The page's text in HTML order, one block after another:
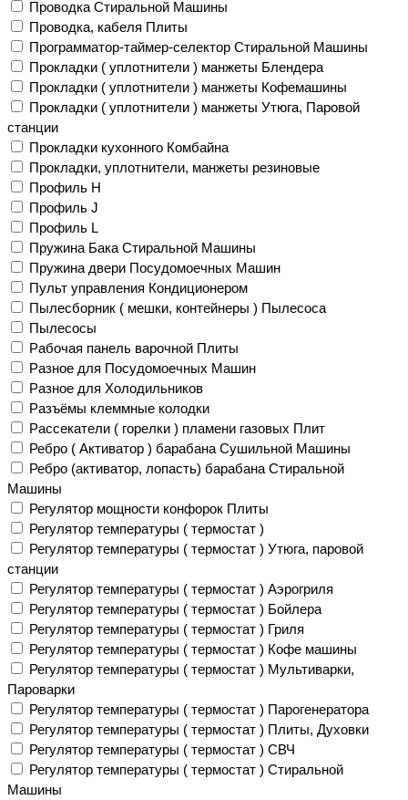
Проводка Стиральной Машины
Проводка, кабеля Плиты
Программатор-таймер-селектор Стиральной Машины
Прокладки ( уплотнители ) манжеты Блендера
Прокладки ( уплотнители ) манжеты Кофемашины
Прокладки ( уплотнители ) манжеты Утюга, Паровой
станции
Прокладки кухонного Комбайна
Прокладки, уплотнители, манжеты резиновые
Профиль H
Профиль J
Профиль L
Пружина Бака Стиральной Машины
Пружина двери Посудомоечных Машин
Пульт управления Кондиционером
Пылесборник ( мешки, контейнеры ) Пылесоса
Пылесосы
Рабочая панель варочной Плиты
Разное для Посудомоечных Машин
Разное для Холодильников
Разъёмы клеммные колодки
Рассекатели ( горелки ) пламени газовых Плит
Ребро ( Активатор ) барабана Сушильной Машины
Ребро (активатор, лопасть) барабана Стиральной
Машины
Регулятор мощности конфорок Плиты
Регулятор температуры ( термостат )
Регулятор температуры ( термостат ) Утюга, паровой
станции
Регулятор температуры ( термостат ) Аэрогриля
Регулятор температуры ( термостат ) Бойлера
Регулятор температуры ( термостат ) Гриля
Регулятор температуры ( термостат ) Кофе машины
Регулятор температуры ( термостат ) Мультиварки,
Пароварки
Регулятор температуры ( термостат ) Парогенератора
Регулятор температуры ( термостат ) Плиты, Духовки
Регулятор температуры ( термостат ) СВЧ
Регулятор температуры ( термостат ) Стиральной
Машины